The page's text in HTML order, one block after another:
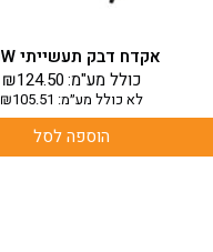
אקדח דבק תעשייתי 80W
₪124.50כולל מע"מ:
לא כולל מע״מ: ₪105.51
הוספה לסל